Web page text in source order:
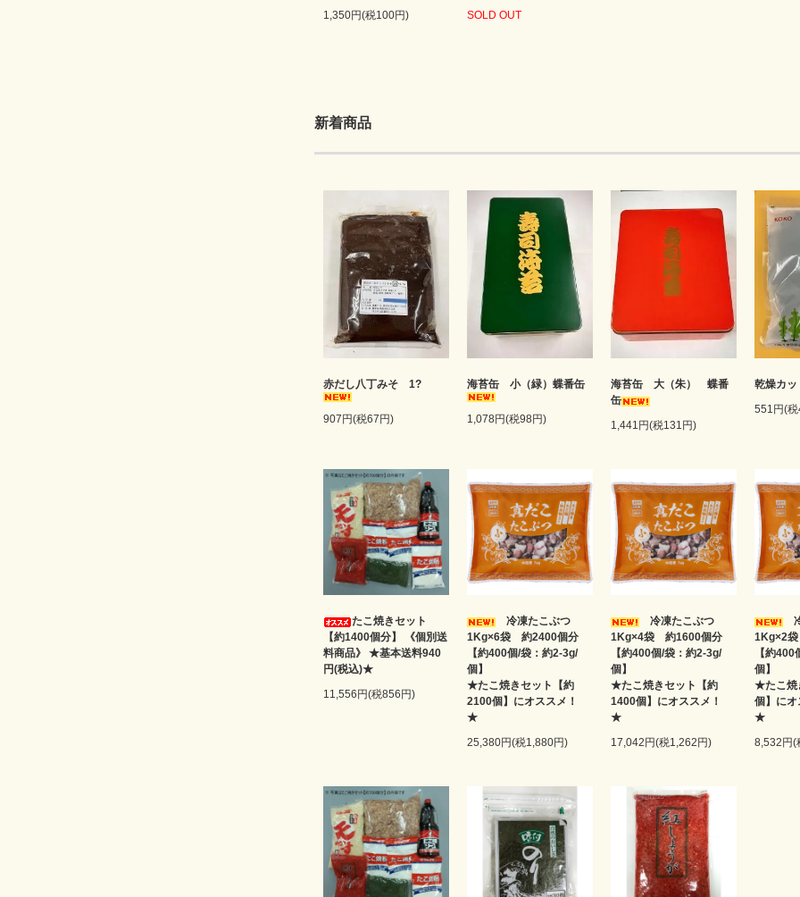
1,350円(税100円)
SOLD OUT
新着商品
赤だし八丁みそ 1?
907円(税67円)
海苔缶 小（緑）蝶番缶
1,078円(税98円)
海苔缶 大（朱） 蝶番
缶
1,441円(税131円)
乾燥カッ
551円(
たこ焼きセット
【約1400個分】 《個別送
料商品》 ★基本送料940
円(税込)★
11,556円(税856円)
冷凍たこぶつ
1Kg×6袋 約2400個分
【約400個/袋：約2-3g/
個】
★たこ焼きセット【約
2100個】にオススメ！
★
25,380円(税1,880円)
冷凍たこぶつ
1Kg×4袋 約1600個分
【約400個/袋：約2-3g/
個】
★たこ焼きセット【約
1400個】にオススメ！
17,042円(税1,262円)
1Kg×2
【約
★たこ焼
個】にオ
8,532円(